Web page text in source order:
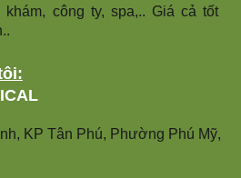
công ty, spa,.. Giá cả tốt
KP Tân Phú, Phường Phú Mỹ,